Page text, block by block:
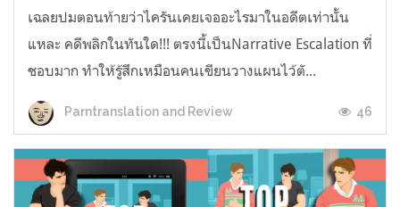
เฉลยปมตอนท้ายว่าไครันเคยเจออะไรมาในอดีตเท่านั้น
แหละ คดีพลิกในทันใด!!! ตรงนี้เป็นNarrative Escalation ที่
ชอบมาก ทำให้รู้สึกเหมือนคนเขียนวางแผนไว้ตั...
Parntranslation and Review 46